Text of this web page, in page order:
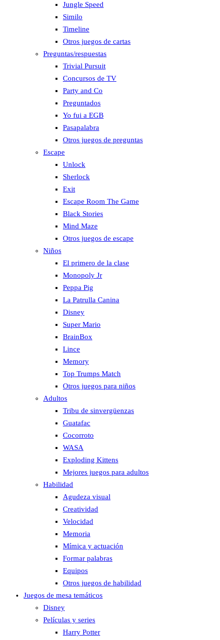
Jungle Speed
Similo
Timeline
Otros juegos de cartas
Preguntas/respuestas
Trivial Pursuit
Concursos de TV
Party and Co
Preguntados
Yo fui a EGB
Pasapalabra
Otros juegos de preguntas
Escape
Unlock
Sherlock
Exit
Escape Room The Game
Black Stories
Mind Maze
Otros juegos de escape
Niños
El primero de la clase
Monopoly Jr
Peppa Pig
La Patrulla Canina
Disney
Super Mario
BrainBox
Lince
Memory
Top Trumps Match
Otros juegos para niños
Adultos
Tribu de sinvergüenzas
Guatafac
Cocorroto
WASA
Exploding Kittens
Mejores juegos para adultos
Habilidad
Agudeza visual
Creatividad
Velocidad
Memoria
Mímica y actuación
Formar palabras
Equipos
Otros juegos de habilidad
Juegos de mesa temáticos
Disney
Películas y series
Harry Potter